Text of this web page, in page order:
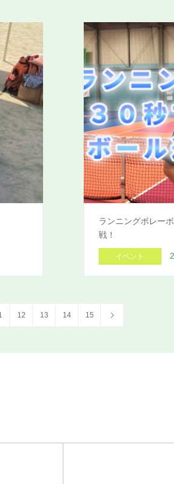
ランニングボレー
戦！
イベント
12 13 14 15